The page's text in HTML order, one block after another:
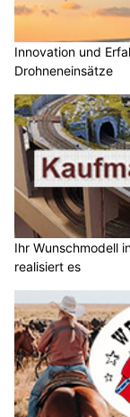
Innovation und
Drohneneinsätze
Ihr Wunschmodell
realisiert es